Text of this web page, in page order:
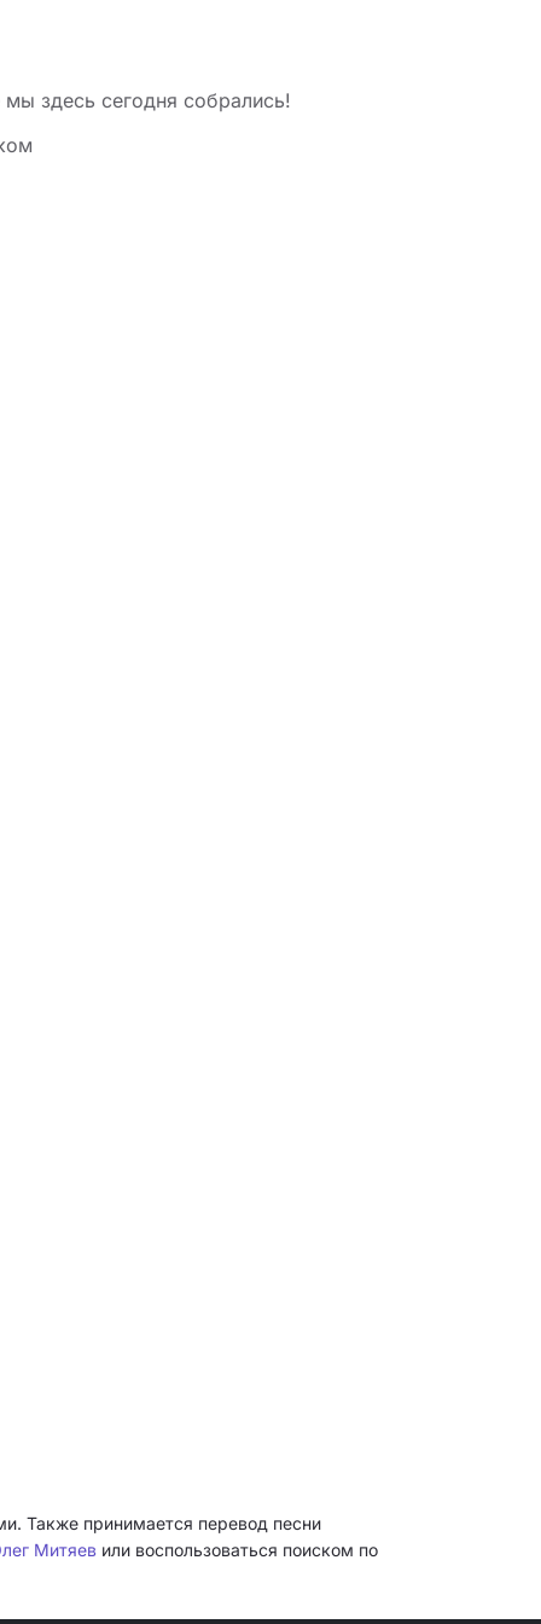
здесь сегодня собрались!
Также принимается перевод песни
Митяев или воспользоваться поиском по